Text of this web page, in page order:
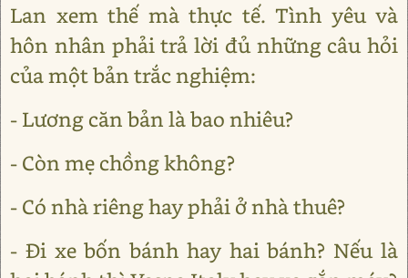
Lan xem thế mà thực tế. Tình yêu và
hôn nhân phải trả lời đủ những câu hỏi
của một bản trắc nghiệm:
- Lương căn bản là bao nhiêu?
- Còn mẹ chồng không?
- Có nhà riêng hay phải ở nhà thuê?
- Đi xe bốn bánh hay hai bánh? Nếu là